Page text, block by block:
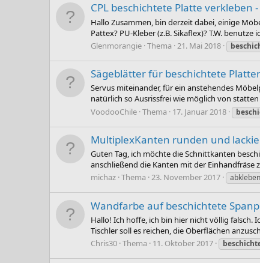
CPL beschichtete Platte verkleben -
Hallo Zusammen, bin derzeit dabei, einige
Pattex? PU-Kleber (z.B. Sikaflex)? T.W.
Glenmorangie Thema 21. Mai 2018
Sägeblätter für beschichtete
Servus miteinander, für ein anstehendes
natürlich so Ausrissfrei wie möglich von
VoodooChile Thema 17. Januar 2018
MultiplexKanten runden und
Guten Tag, ich möchte die Schnittkanten
anschließend die Kanten mit der Einhandfräse
michaz Thema 23. November 2017 abkleben
Wandfarbe auf beschichtete
Hallo! Ich hoffe, ich bin hier nicht völlig falsch.
Tischler soll es reichen, die Oberflächen
Chris30 Thema 11. Oktober 2017